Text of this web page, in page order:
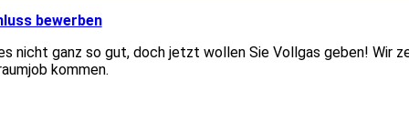
bewerben
nicht ganz so gut, doch jetzt wollen Sie Vollgas geben! Wir
kommen.